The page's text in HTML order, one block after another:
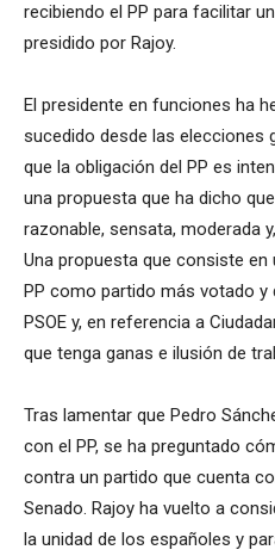
recibiendo el PP para facilitar
presidido por Rajoy.
El presidente en funciones ha
sucedido desde las elecciones
que la obligación del PP es
una propuesta que ha dicho
razonable, sensata, moderada
Una propuesta que consiste
PP como partido más votado y
PSOE y, en referencia a
que tenga ganas e ilusión de
Tras lamentar que Pedro
con el PP, se ha preguntado
contra un partido que cuenta
Senado. Rajoy ha vuelto a
la unidad de los españoles y